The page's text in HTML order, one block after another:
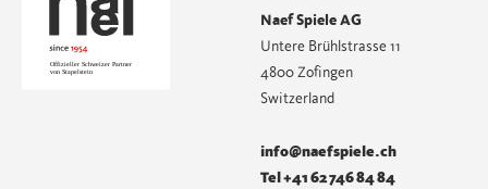
Naef Spiele AG
Untere Brühlstrasse 11
4800 Zofingen
Switzerland
info@naefspiele.ch
Tel +41 62 746 84 84